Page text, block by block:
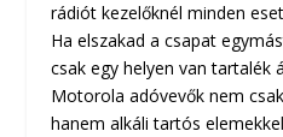
rádiót kezelőknél minden
Ha elszakad a csapat
csak egy helyen van tartalék
Motorola adóvevők nem
hanem alkáli tartós